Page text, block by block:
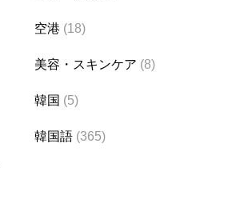
空港 (18)
美容・スキンケア (8)
韓国 (5)
韓国語 (365)